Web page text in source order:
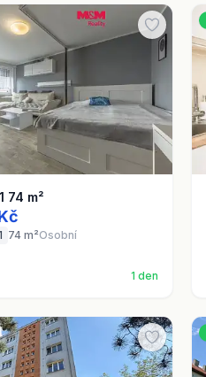
74 m²
74 m²Osobní
1 den